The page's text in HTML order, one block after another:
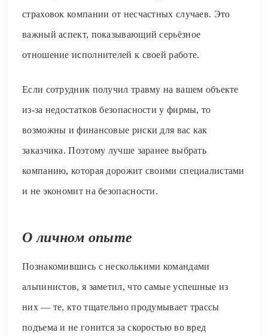
страховок компании от несчастных случаев. Это
важный аспект, показывающий серьёзное
отношение исполнителей к своей работе.
Если сотрудник получил травму на вашем объекте
из-за недостатков безопасности у фирмы, то
возможны и финансовые риски для вас как
заказчика. Поэтому лучше заранее выбрать
компанию, которая дорожит своими специалистами
и не экономит на безопасности.
О личном опыте
Познакомившись с несколькими командами
альпинистов, я заметил, что самые успешные из
них — те, кто тщательно продумывает трассы
подъема и не гонится за скоростью во вред